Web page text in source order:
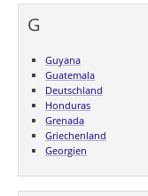
G
Guyana
Guatemala
Deutschland
Honduras
Grenada
Griechenland
Georgien